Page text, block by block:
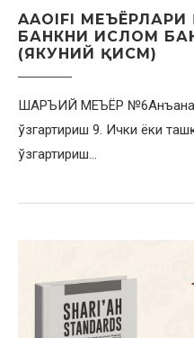
AAOIFI
БАНКНИ ИСЛОМ
(ЯКУНИЙ ҚИСМ)
ШАРЪИЙ МЕЪЁР
ўзгартириш 9. Ички ёки
ўзгартириш…